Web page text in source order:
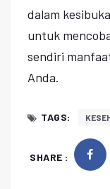
dalam
untuk
sendiri
Anda.
TAGS:
SHARE :